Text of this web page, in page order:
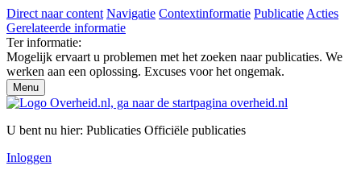
Direct naar content Navigatie Contextinformatie Publicatie Acties
Gerelateerde informatie
Ter informatie:
Mogelijk ervaart u problemen met het zoeken naar publicaties. We
werken aan een oplossing. Excuses voor het ongemak.
Menu
U bent nu hier: Publicaties Officiële publicaties
Inloggen